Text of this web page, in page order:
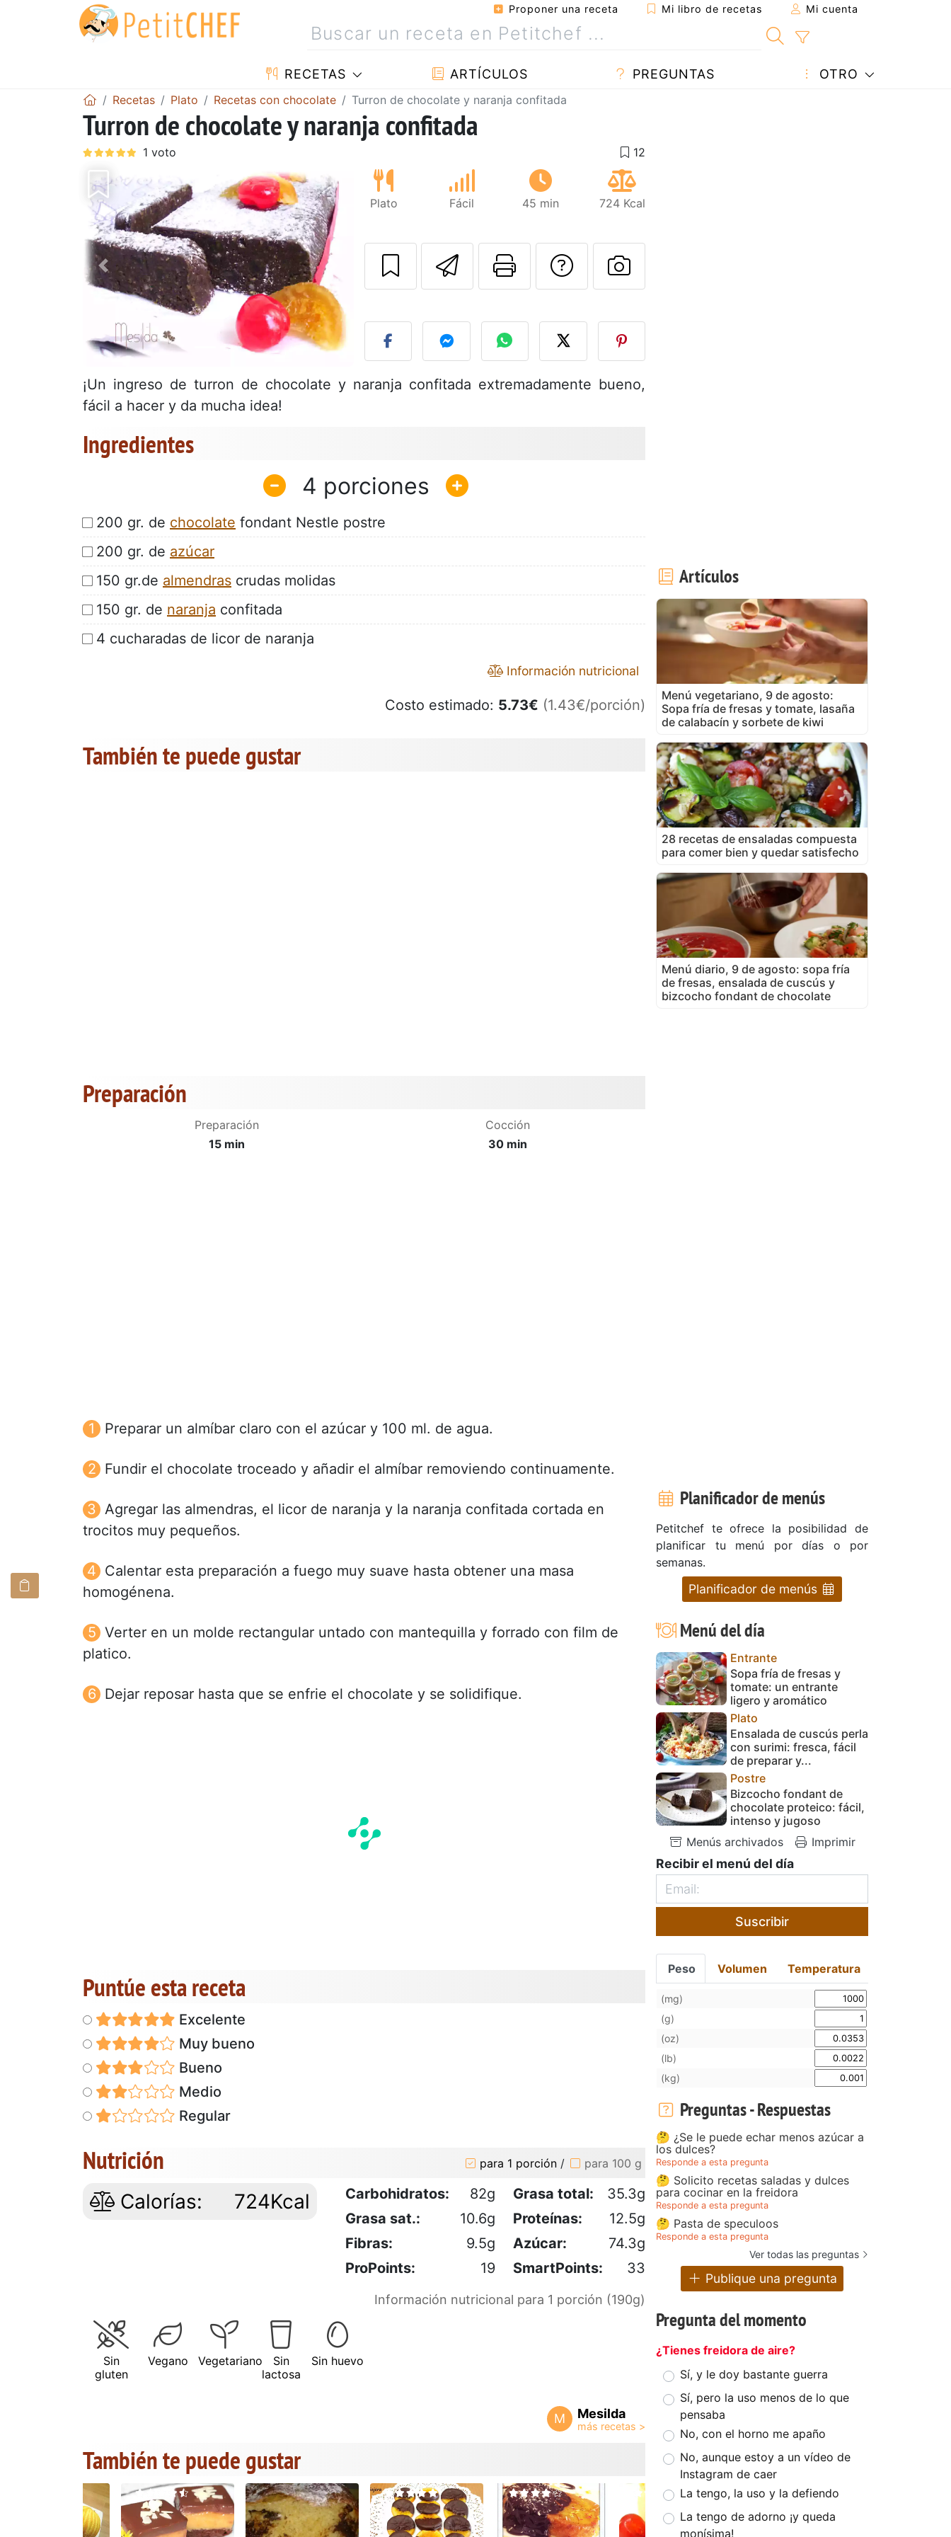
Proponer una receta Mi libro de recetas Mi cuenta
RECETAS ARTÍCULOS PREGUNTAS OTRO
Recetas Plato Recetas con chocolate Turron de chocolate y naranja confitada
Turron de chocolate y naranja confitada
Anterior Siguiente
Plato Fácil 45 min 724 Kcal
Enviar esta receta a un amigo
Imprimir esta página
Preguntar al autor
Publicar la foto de esta receta
¡Un ingreso de turron de chocolate y naranja confitada extremadamente bueno,
fácil a hacer y da mucha idea!
Ingredientes
4
200 gr. de chocolate fondant Nestle postre
200 gr. de azúcar
150 gr.de almendras crudas molidas
150 gr. de naranja confitada
4 cucharadas de licor de naranja
Información nutricional
Costo estimado: 5.73€ (1.43€/porción)
También te puede gustar
Preparación
Preparación
15 min
Cocción
30 min
Preparar un almíbar claro con el azúcar y 100 ml. de agua.
Fundir el chocolate troceado y añadir el almíbar removiendo continuamente.
Agregar las almendras, el licor de naranja y la naranja confitada cortada en
trocitos muy pequeños.
Calentar esta preparación a fuego muy suave hasta obtener una masa
homogénena.
Verter en un molde rectangular untado con mantequilla y forrado con film de
platico.
Dejar reposar hasta que se enfrie el chocolate y se solidifique.
Puntúe esta receta
Excelente
Muy bueno
Bueno
Medio
Regular
Nutrición para 1 porción / para 100 g
Calorías: 724Kcal Carbohidratos: 82g Grasa total:
35.3g
Grasa sat.:
10.6g Proteínas:
12.5g
Fibras:
9.5g Azúcar:
74.3g
ProPoints:
19 SmartPoints: 33
Información nutricional para 1 porción (190g)
Sin
gluten
Vegano Vegetariano
Sin
lactosa
Sin huevo
M Mesilda
También te puede gustar
Artículos
Menú vegetariano, 9 de agosto:
Sopa fría de fresas y tomate, lasaña
de calabacín y sorbete de kiwi
28 recetas de ensaladas compuesta
para comer bien y quedar satisfecho
Menú diario, 9 de agosto: sopa fría
de fresas, ensalada de cuscús y
bizcocho fondant de chocolate
Planificador de menús
Petitchef te ofrece la posibilidad de
planificar tu menú por días o por
semanas.
Planificador de menús
Menú del día
Entrante
Sopa fría de fresas y
tomate: un entrante
ligero y aromático
Plato
Ensalada de cuscús perla
con surimi: fresca, fácil
de preparar y...
Postre
Bizcocho fondant de
chocolate proteico: fácil,
intenso y jugoso
Menús archivados
Imprimir
Recibir el menú del día
Suscribir
Peso Volumen Temperatura
(mg)
(g)
(oz)
(lb)
(kg)
Preguntas - Respuestas
🤔 ¿Se le puede echar menos azúcar a
los dulces?
Responde a esta pregunta
🤔 Solicito recetas saladas y dulces
para cocinar en la freidora
Responde a esta pregunta
🤔 Pasta de speculoos
Responde a esta pregunta
Ver todas las preguntas
Publique una pregunta
Pregunta del momento
¿Tienes freidora de aire?
Sí, y le doy bastante guerra
Sí, pero la uso menos de lo que
pensaba
No, con el horno me apaño
No, aunque estoy a un vídeo de
Instagram de caer
La tengo, la uso y la defiendo
La tengo de adorno ¡y queda
monísima!